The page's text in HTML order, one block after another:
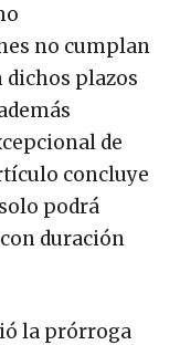
no cumplan
dichos plazos
de
concluye
podrá
duración
la prórroga